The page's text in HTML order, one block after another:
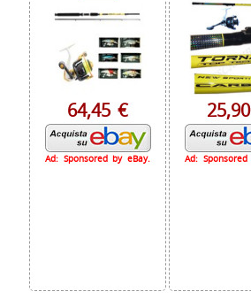
64,45 €
Ad: Sponsored by eBay. Ad: